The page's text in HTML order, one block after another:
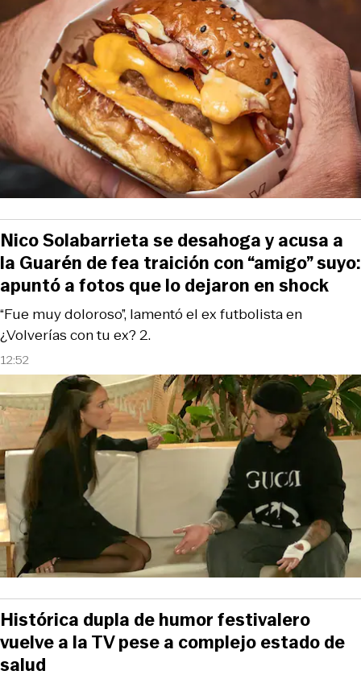
12:52
“Fue muy doloroso”, lamentó el ex futbolista en
¿Volverías con tu ex? 2.
Nico Solabarrieta se desahoga y acusa a
la Guarén de fea traición con “amigo” suyo:
apuntó a fotos que lo dejaron en shock
Histórica dupla de humor festivalero
vuelve a la TV pese a complejo estado de
salud